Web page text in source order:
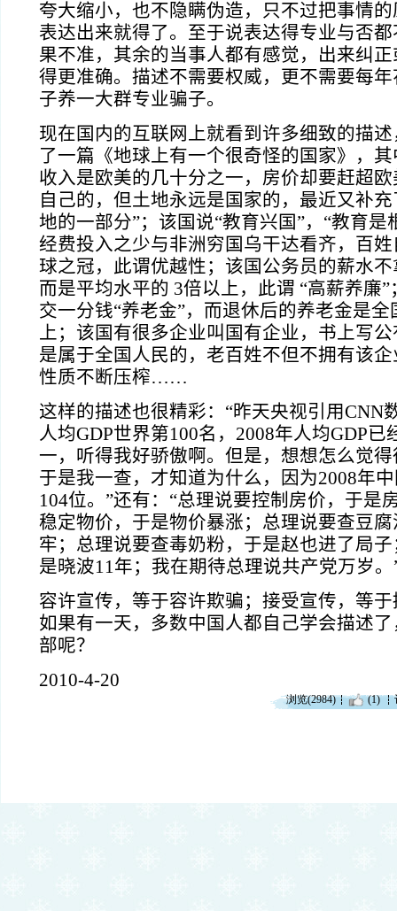
夸大缩小，也不隐瞒伪造，只不过把事情
表达出来就得了。至于说表达得专业与否
果不准，其余的当事人都有感觉，出来纠
得更准确。描述不需要权威，更不需要每
子养一大群专业骗子。
现在国内的互联网上就看到许多细致的描
了一篇《地球上有一个很奇怪的国家》，
收入是欧美的几十分之一，房价却要赶超
自己的，但土地永远是国家的，最近又补
地的一部分”；该国说“教育兴国 ”， “教育是
经费投入之少与非洲穷国乌干达看齐，百
球之冠，此谓优越性；该国公务员的薪水
而是平均水平的 3倍以上，此谓 “高薪养廉”
交一分钱“养老金”，而退休后的养老金是全
上；该国有很多企业叫国有企业，书上写
是属于全国人民的，老百姓不但不拥有该
性质不断压榨……
这样的描述也很精彩：“昨天央视引用CNN
人均GDP世界第100名， 2008年人均GDP已
一，听得我好骄傲啊。但是，想想怎么觉
于是我一查，才知道为什么，因为2008年
104位。”还有：“总理说要控制房价，于是
稳定物价，于是物价暴涨；总理说要查豆
牢；总理说要查毒奶粉，于是赵也进了局
是晓波11 年；我在期待总理说共产党万岁。
容许宣传，等于容许欺骗；接受宣传，等
如果有一天，多数中国人都自己学会描述
部呢？
2010-4-20
浏览(2984) (1)